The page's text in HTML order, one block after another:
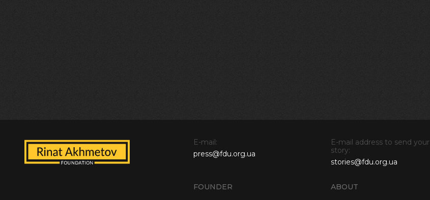
FOUNDER ABOUT
E-mail:
press@fdu.org.ua
E-mail address to send your
story:
stories@fdu.org.ua